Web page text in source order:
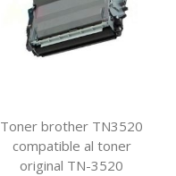
Toner brother TN3520
compatible al toner
original TN-3520